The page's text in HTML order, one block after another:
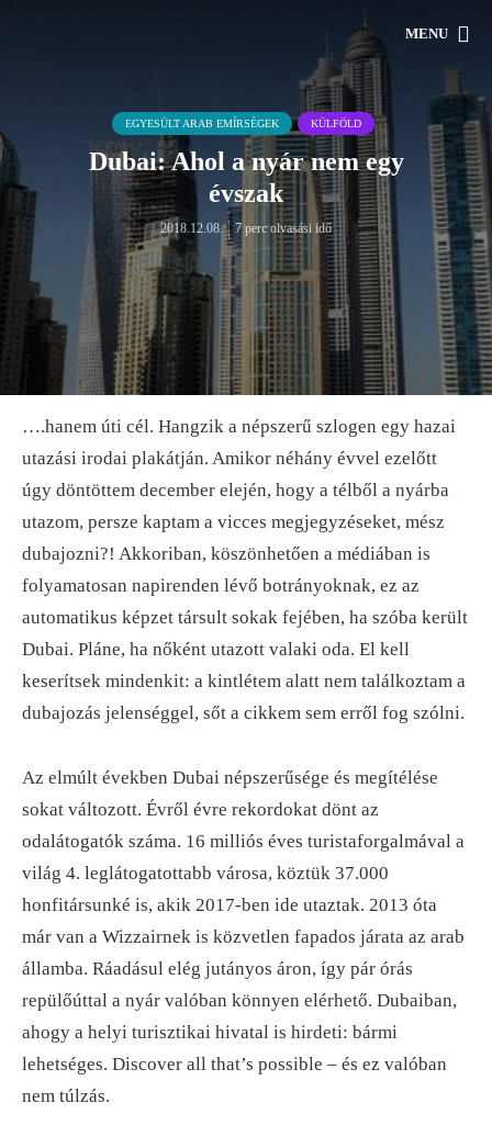
MENU
EGYESÜLT ARAB EMÍRSÉGEK KÜLFÖLD
Dubai: Ahol a nyár nem egy
évszak
2018.12.08. 7 perc olvasási idő
….hanem úti cél. Hangzik a népszerű szlogen egy hazai
utazási irodai plakátján. Amikor néhány évvel ezelőtt
úgy döntöttem december elején, hogy a télből a nyárba
utazom, persze kaptam a vicces megjegyzéseket, mész
dubajozni?! Akkoriban, köszönhetően a médiában is
folyamatosan napirenden lévő botrányoknak, ez az
automatikus képzet társult sokak fejében, ha szóba került
Dubai. Pláne, ha nőként utazott valaki oda. El kell
keserítsek mindenkit: a kintlétem alatt nem találkoztam a
dubajozás jelenséggel, sőt a cikkem sem erről fog szólni.
Az elmúlt években Dubai népszerűsége és megítélése
sokat változott. Évről évre rekordokat dönt az
odalátogatók száma. 16 milliós éves turistaforgalmával a
világ 4. leglátogatottabb városa, köztük 37.000
honfitársunké is, akik 2017-ben ide utaztak. 2013 óta
már van a Wizzairnek is közvetlen fapados járata az arab
államba. Ráadásul elég jutányos áron, így pár órás
repülőúttal a nyár valóban könnyen elérhető. Dubaiban,
ahogy a helyi turisztikai hivatal is hirdeti: bármi
lehetséges. Discover all that’s possible – és ez valóban
nem túlzás.